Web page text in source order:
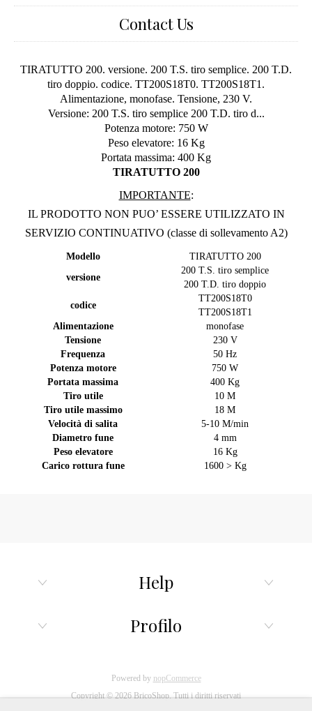
Contact Us
TIRATUTTO 200. versione. 200 T.S. tiro semplice. 200 T.D.
tiro doppio. codice. TT200S18T0. TT200S18T1.
Alimentazione, monofase. Tensione, 230 V.
Versione: 200 T.S. tiro semplice 200 T.D. tiro d...
Potenza motore: 750 W
Peso elevatore: 16 Kg
Portata massima: 400 Kg
TIRATUTTO 200
IMPORTANTE:
IL PRODOTTO NON PUO’ ESSERE UTILIZZATO IN
SERVIZIO CONTINUATIVO (classe di sollevamento A2)
Modello
TIRATUTTO 200
versione
200 T.S. tiro semplice
200 T.D. tiro doppio
codice
TT200S18T0
TT200S18T1
Alimentazione
monofase
Tensione
230 V
Frequenza
50 Hz
Potenza motore
750 W
Portata massima
400 Kg
Tiro utile
10 M
Tiro utile massimo
18 M
Velocità di salita
5-10 M/min
Diametro fune
4 mm
Peso elevatore
16 Kg
Carico rottura fune
1600 > Kg
Help
Profilo
Powered by nopCommerce
Copyright © 2026 BricoShop. Tutti i diritti riservati